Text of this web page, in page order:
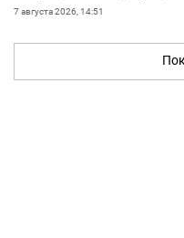
7 августа 2026, 14:51